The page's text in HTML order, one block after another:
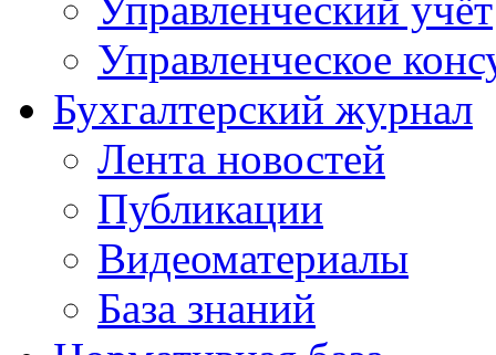
Управленческое
Бухгалтерский журнал
Лента новостей
Публикации
Видеоматериалы
База знаний